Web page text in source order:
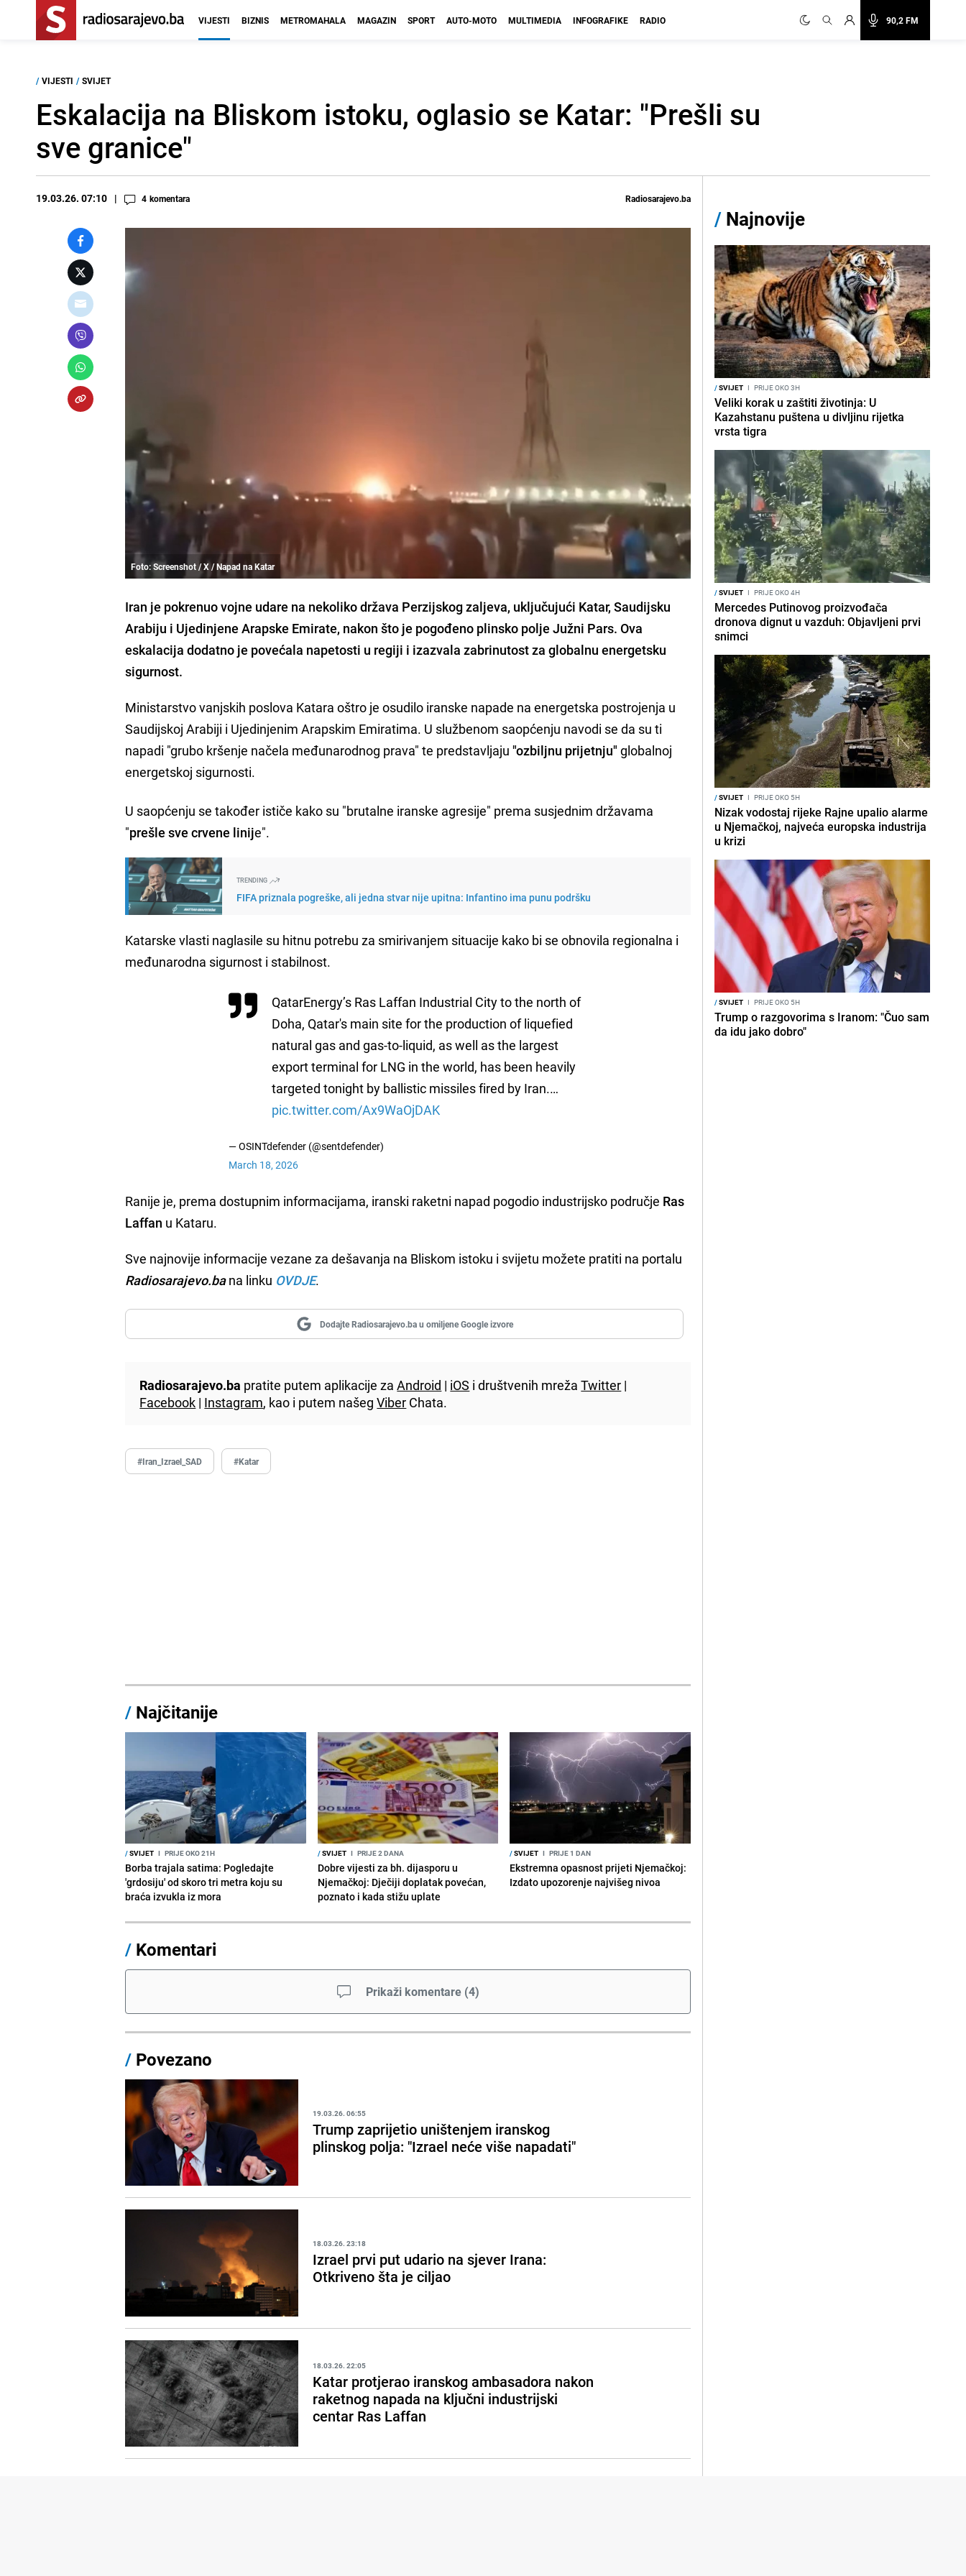
90,2 FM
VIJESTI BIZNIS METROMAHALA MAGAZIN SPORT AUTO-MOTO MULTIMEDIA INFOGRAFIKE RADIO
/ VIJESTI / SVIJET
Eskalacija na Bliskom istoku, oglasio se Katar: "Prešli su
sve granice"
19.03.26. 07:10 4 komentara Radiosarajevo.ba
Foto: Screenshot / X / Napad na Katar
Iran je pokrenuo vojne udare na nekoliko država Perzijskog zaljeva, uključujući Katar, Saudijsku
Arabiju i Ujedinjene Arapske Emirate, nakon što je pogođeno plinsko polje Južni Pars. Ova
eskalacija dodatno je povećala napetosti u regiji i izazvala zabrinutost za globalnu energetsku
sigurnost.
Ministarstvo vanjskih poslova Katara oštro je osudilo iranske napade na energetska postrojenja u
Saudijskoj Arabiji i Ujedinjenim Arapskim Emiratima. U službenom saopćenju navodi se da su ti
napadi "grubo kršenje načela međunarodnog prava" te predstavljaju "ozbiljnu prijetnju" globalnoj
energetskoj sigurnosti.
U saopćenju se također ističe kako su "brutalne iranske agresije" prema susjednim državama
"prešle sve crvene linije".
TRENDING
FIFA priznala pogreške, ali jedna stvar nije upitna: Infantino ima punu podršku
Katarske vlasti naglasile su hitnu potrebu za smirivanjem situacije kako bi se obnovila regionalna i
međunarodna sigurnost i stabilnost.
QatarEnergy’s Ras Laffan Industrial City to the north of
Doha, Qatar's main site for the production of liquefied
natural gas and gas-to-liquid, as well as the largest
export terminal for LNG in the world, has been heavily
targeted tonight by ballistic missiles fired by Iran.…
pic.twitter.com/Ax9WaOjDAK
— OSINTdefender (@sentdefender)
March 18, 2026
Ranije je, prema dostupnim informacijama, iranski raketni napad pogodio industrijsko područje Ras
Laffan u Kataru.
Sve najnovije informacije vezane za dešavanja na Bliskom istoku i svijetu možete pratiti na portalu
Radiosarajevo.bana linku OVDJE.
Dodajte Radiosarajevo.ba u omiljene Google izvore
Radiosarajevo.ba pratite putem aplikacije zaAndroid | iOS i društvenih mrežaTwitter |
Facebook | Instagram, kao i putem našegViber Chata.
#Iran_Izrael_SAD #Katar
/ Najčitanije
/SVIJET I PRIJE OKO 21H
Borba trajala satima: Pogledajte
'grdosiju' od skoro tri metra koju su
braća izvukla iz mora
/SVIJET I PRIJE 2 DANA
Dobre vijesti za bh. dijasporu u
Njemačkoj: Dječiji doplatak povećan,
poznato i kada stižu uplate
/SVIJET I PRIJE 1 DAN
Ekstremna opasnost prijeti Njemačkoj:
Izdato upozorenje najvišeg nivoa
/ Komentari
Prikaži komentare (4)
/ Povezano
19.03.26. 06:55
Trump zaprijetio uništenjem iranskog
plinskog polja: "Izrael neće više napadati"
18.03.26. 23:18
Izrael prvi put udario na sjever Irana:
Otkriveno šta je ciljao
18.03.26. 22:05
Katar protjerao iranskog ambasadora nakon
raketnog napada na ključni industrijski
centar Ras Laffan
/ Najnovije
/SVIJET I PRIJE OKO 3H
Veliki korak u zaštiti životinja: U
Kazahstanu puštena u divljinu rijetka
vrsta tigra
/SVIJET I PRIJE OKO 4H
Mercedes Putinovog proizvođača
dronova dignut u vazduh: Objavljeni prvi
snimci
/SVIJET I PRIJE OKO 5H
Nizak vodostaj rijeke Rajne upalio alarme
u Njemačkoj, najveća europska industrija
u krizi
/SVIJET I PRIJE OKO 5H
Trump o razgovorima s Iranom: "Čuo sam
da idu jako dobro"